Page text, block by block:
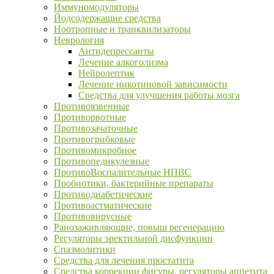
Иммуномодуляторы
Йодсодержащие средства
Ноотропные и транквилизаторы
Неврология
Антидепрессанты
Лечение алкоголизма
Нейролептик
Лечение никотиновой зависимости
Средства для улучшения работы мозга
Противоязвенные
Противорвотные
Противозачаточные
Противогрибковые
Противомикробное
Противопедикулезные
ПротивоВоспалительные НПВС
Пробиотики, бактерийные препараты
Противодиабетические
Противоастматические
Противовирусные
Ранозаживляющие, повыш регенерацию
Регуляторы эректильной дисфункции
Спазмолитики
Средства для лечения простатита
Средства коррекции фигуры, регуляторы аппетита